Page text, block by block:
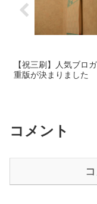
【祝三刷】人気ブロ
重版が決まりました
コメント